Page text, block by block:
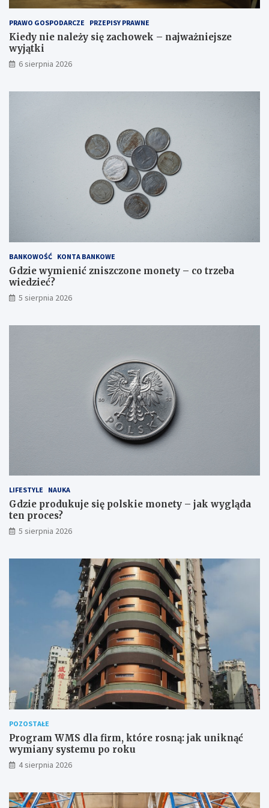
PRAWO GOSPODARCZE PRZEPISY PRAWNE
Kiedy nie należy się zachowek – najważniejsze
wyjątki
6 sierpnia 2026
BANKOWOŚĆ KONTA BANKOWE
Gdzie wymienić zniszczone monety – co trzeba
wiedzieć?
5 sierpnia 2026
LIFESTYLE NAUKA
Gdzie produkuje się polskie monety – jak wygląda
ten proces?
5 sierpnia 2026
POZOSTAŁE
Program WMS dla firm, które rosną: jak uniknąć
wymiany systemu po roku
4 sierpnia 2026